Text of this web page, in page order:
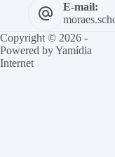
E-mail:
Copyright © 2026 -
Powered byYamídia
Internet